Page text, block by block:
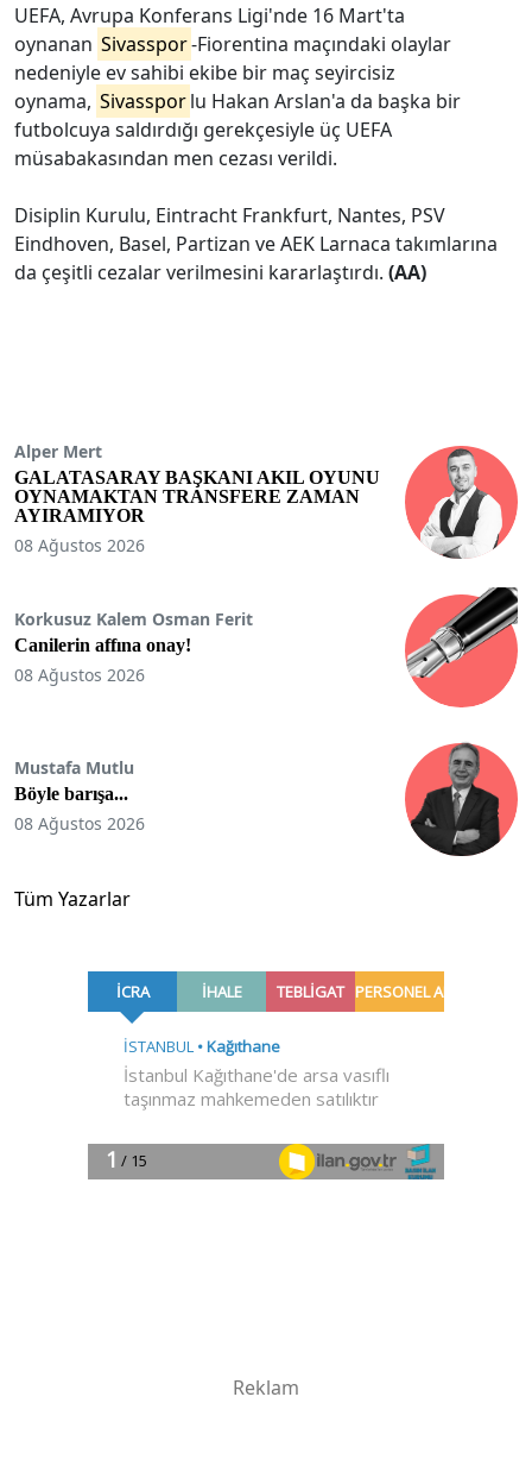
UEFA, Avrupa Konferans Ligi'nde 16 Mart'ta
oynanan Sivasspor-Fiorentina maçındaki olaylar
nedeniyle ev sahibi ekibe bir maç seyircisiz
oynama, Sivassporlu Hakan Arslan'a da başka bir
futbolcuya saldırdığı gerekçesiyle üç UEFA
müsabakasından men cezası verildi.
Disiplin Kurulu, Eintracht Frankfurt, Nantes, PSV
Eindhoven, Basel, Partizan ve AEK Larnaca takımlarına
da çeşitli cezalar verilmesini kararlaştırdı. (AA)
Alper Mert
GALATASARAY BAŞKANI AKIL OYUNU
OYNAMAKTAN TRANSFERE ZAMAN
AYIRAMIYOR
08 Ağustos 2026
Korkusuz Kalem Osman Ferit
Canilerin affına onay!
08 Ağustos 2026
Mustafa Mutlu
Böyle barışa...
08 Ağustos 2026
Tüm Yazarlar